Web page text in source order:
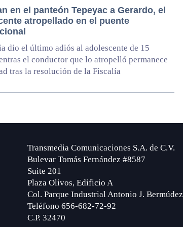
en el panteón Tepeyac a Gerardo, el
atropellado en el puente
dio el último adiós al adolescente de 15
el conductor que lo atropelló permanece
tras la resolución de la Fiscalía
Transmedia Comunicaciones S.A. de C.V.
Bulevar Tomás Fernández #8587
Suite 201
Plaza Olivos, Edificio A
Col. Parque Industrial Antonio J. Bermúdez
Teléfono 656-682-72-92
C.P. 32470